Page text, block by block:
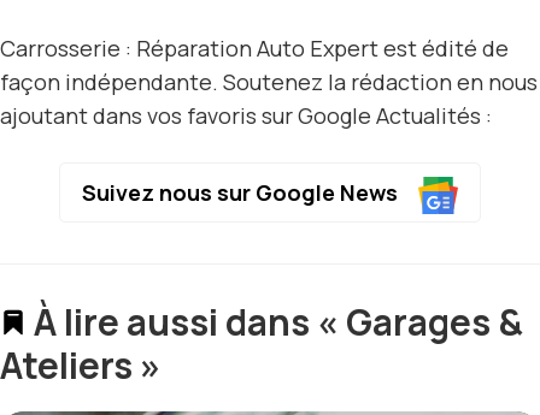
Carrosserie : Réparation Auto Expert est édité de
façon indépendante. Soutenez la rédaction en nous
ajoutant dans vos favoris sur Google Actualités :
Suivez nous sur Google News
À lire aussi dans « Garages &
Ateliers »